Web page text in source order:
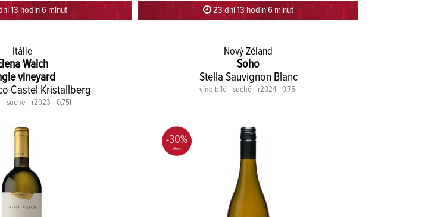
5 minut 59 sekund 23 dní 13 hodin 5 minut 59 sekund
Itálie
Walch
vineyard
Castel Kristallberg
suché - r2023 - 0,75l
Nový Zéland
Soho
Stella Sauvignon Blanc
víno bílé - suché - r2024 - 0,75l
-30%